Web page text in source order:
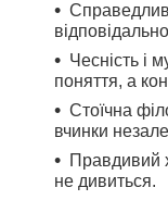
Чесність і
поняття, а
Стоїчна
вчинки
Правдивий
не дивиться.